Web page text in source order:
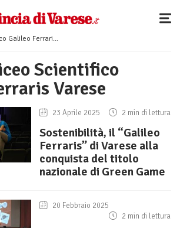
Ferraris Varese
Scientifico
Varese
23 Aprile 2025 2 min di lettura
Sostenibilità, il “Galileo
Ferraris” di Varese alla
conquista del titolo
nazionale di Green Game
20 Febbraio 2025
2 min di lettura